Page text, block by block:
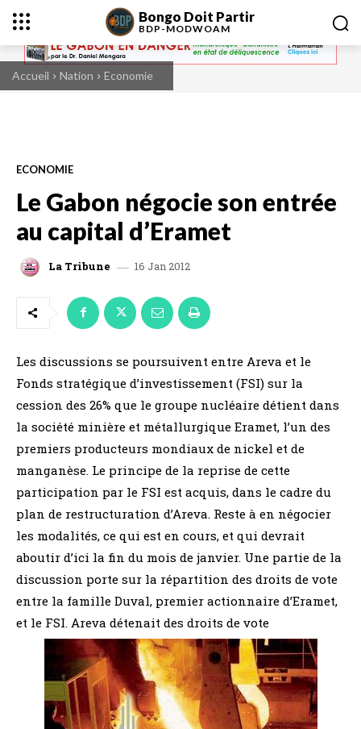
Bongo Doit Partir
BDP-MODWOAM
Accueil Nation Economie
ECONOMIE
Le Gabon négocie son entrée
au capital d’Eramet
La Tribune 16 Jan 2012
Les discussions se poursuivent entre Areva et le
Fonds stratégique d’investissement (FSI) sur la
cession des 26% que le groupe nucléaire détient dans
la société minière et métallurgique Eramet, l’un des
premiers producteurs mondiaux de nickel et de
manganèse. Le principe de la reprise de cette
participation par le FSI est acquis, dans le cadre du
plan de restructuration d’Areva. Reste à en négocier
les modalités, ce qui est en cours, et qui devrait
aboutir d’ici la fin du mois de janvier. Une partie de la
discussion porte sur la répartition des droits de vote
entre la famille Duval, premier actionnaire d’Eramet,
et le FSI. Areva détenait des droits de vote